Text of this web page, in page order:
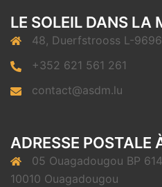
LE SOLEIL DANS LA
48, Duerfstrooss L-
+352 621 561 261
contact@asdm.lu
ADRESSE POSTALE
05 Ouagadougou BP
10010 Ouagadougou